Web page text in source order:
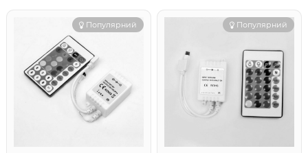
Популярний Популярний